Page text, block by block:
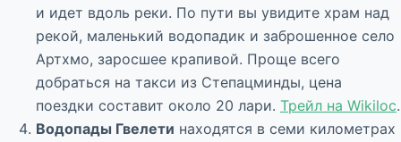
и идет вдоль реки. По пути вы увидите храм над
рекой, маленький водопадик и заброшенное село
Артхмо, заросшее крапивой. Проще всего
добраться на такси из Степацминды, цена
поездки составит около 20 лари. Трейл на Wikiloc.
Водопады Гвелети находятся в семи километрах